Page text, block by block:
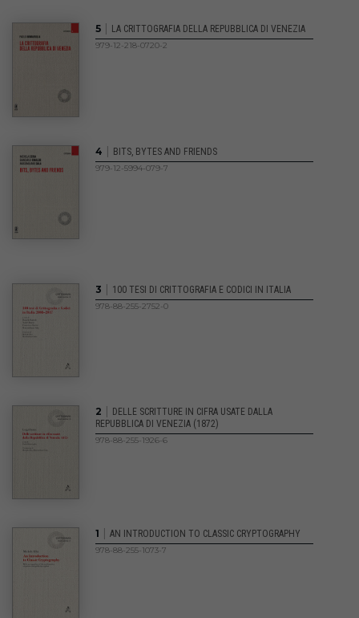
5 | LA CRITTOGRAFIA DELLA REPUBBLICA DI VENEZIA
979-12-218-0720-2
4 | BITS, BYTES AND FRIENDS
979-12-5994-079-7
3 | 100 TESI DI CRITTOGRAFIA E CODICI IN ITALIA
978-88-255-2752-0
2 | DELLE SCRITTURE IN CIFRA USATE DALLA
REPUBBLICA DI VENEZIA (1872)
978-88-255-1926-6
1 | AN INTRODUCTION TO CLASSIC CRYPTOGRAPHY
978-88-255-1073-7